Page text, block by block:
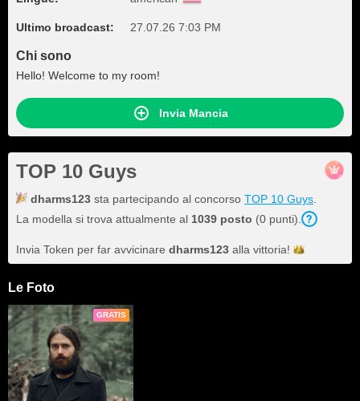
Ultimo broadcast: 27.07.26 7:03 PM
Chi sono
Hello! Welcome to my room!
Invia Mancia
TOP 10 Guys
dharms123 sta partecipando al concorso TOP 10 Guys
La modella si trova attualmente al 1039 posto (0 punti).
Invia Token per far avvicinare dharms123 alla vittoria!
Le Foto
GRATIS